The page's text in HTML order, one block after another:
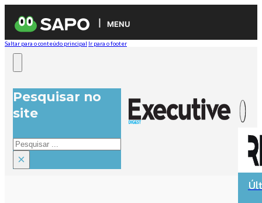
MENU
Saltar para o conteúdo principal Ir para o footer
Pesquisar no
site
Pesquisar
×